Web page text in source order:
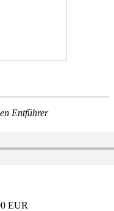
Entführer
EUR